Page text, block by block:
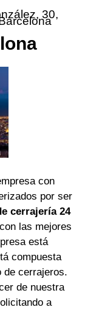
30,
con
por ser
cerrajería 24
las mejores
está
compuesta
de cerrajeros.
de nuestra
a